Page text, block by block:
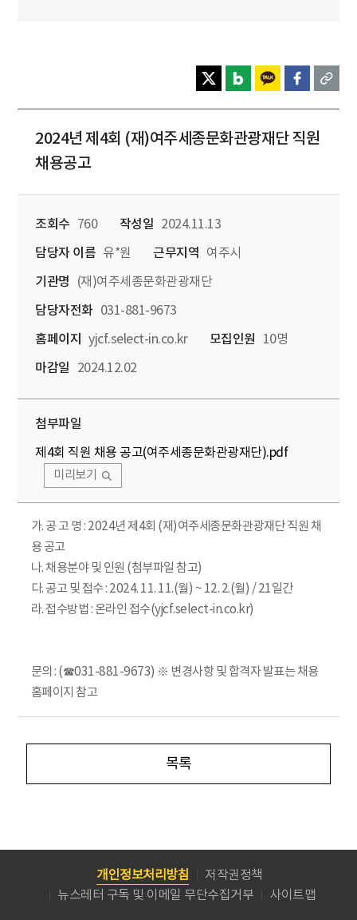
2024년 제4회 (재)여주세종문화관광재단 직원
채용공고
조회수 760 작성일
2024.11.13
담당자 이름 유*원 근무지역
여주시
기관명
(재)여주세종문화관광재단
담당자전화 031-881-9673
홈페이지
yjcf.select-in.co.kr 모집인원
10명
마감일
2024.12.02
첨부파일
제4회 직원 채용 공고(여주세종문화관광재단).pdf
미리보기
가. 공 고 명 : 2024년 제4회 (재)여주세종문화관광재단 직원 채
용 공고
나. 채용분야 및 인원 (첨부파일 참고)
다. 공고 및 접수 : 2024. 11. 11.(월) ~ 12. 2.(월) / 21일간
라. 접수방법 : 온라인 접수(yjcf.select-in.co.kr)
문의 : (☎031-881-9673) ※ 변경사항 및 합격자 발표는 채용
홈페이지 참고
목록
개인정보처리방침
저작권정책
뉴스레터 구독 및 이메일 무단수집거부
사이트맵